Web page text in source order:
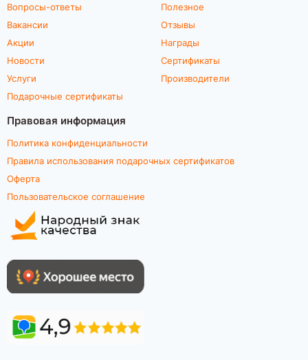
Вопросы-ответы
Вакансии
Акции
Новости
Услуги
Подарочные сертификаты
Полезное
Отзывы
Награды
Сертификаты
Производители
Правовая информация
Политика конфиденциальности
Правила использования подарочных сертификатов
Оферта
Пользовательское соглашение